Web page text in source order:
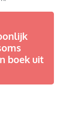
boek uit